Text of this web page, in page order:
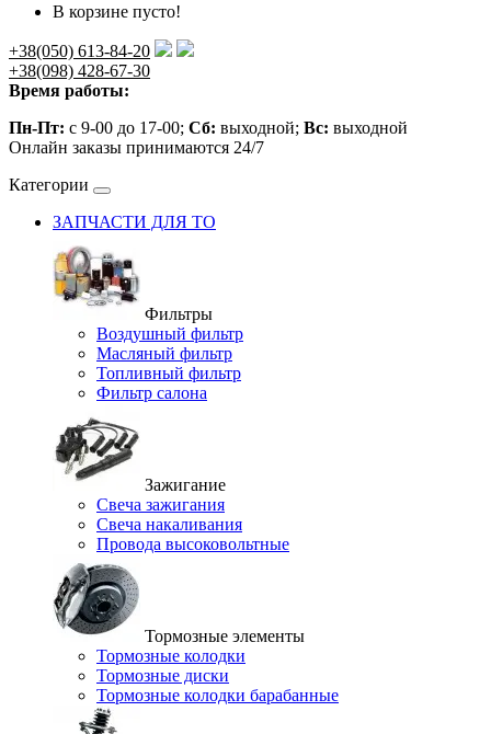
В корзине пусто!
+38(050) 613-84-20
+38(098) 428-67-30
Время работы:
Пн-Пт: с 9-00 до 17-00; Сб: выходной; Вс: выходной
Онлайн заказы принимаются 24/7
Категории
ЗАПЧАСТИ ДЛЯ ТО
Фильтры
Воздушный фильтр
Масляный фильтр
Топливный фильтр
Фильтр салона
Зажигание
Свеча зажигания
Свеча накаливания
Провода высоковольтные
Тормозные элементы
Тормозные колодки
Тормозные диски
Тормозные колодки барабанные